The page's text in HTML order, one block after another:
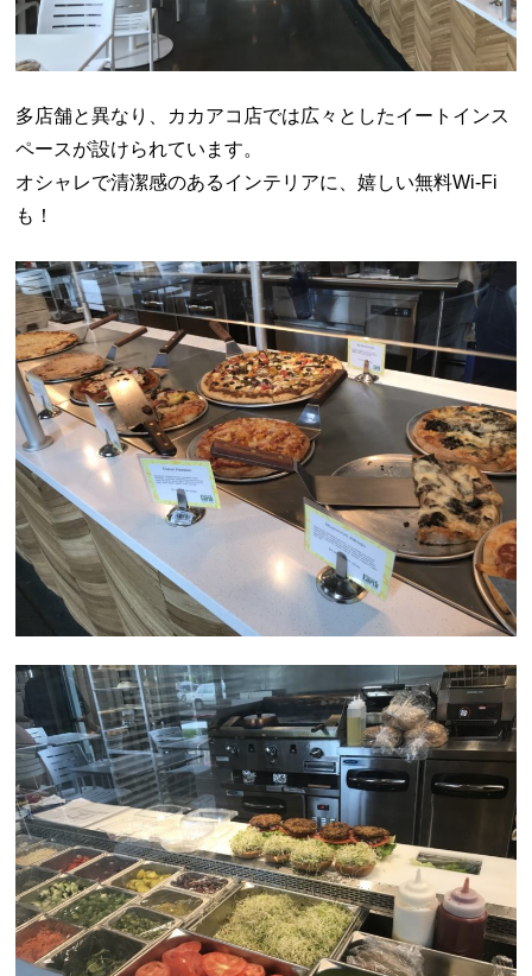
多店舗と異なり、カカアコ店では広々としたイートインス
ペースが設けられています。
オシャレで清潔感のあるインテリアに、嬉しい無料Wi-Fi
も！